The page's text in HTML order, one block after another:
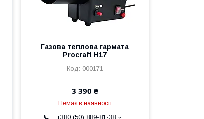
Газова теплова гармата
Procraft H17
000171
3 390 ₴
Немає в наявності
+380 (50) 889-81-38